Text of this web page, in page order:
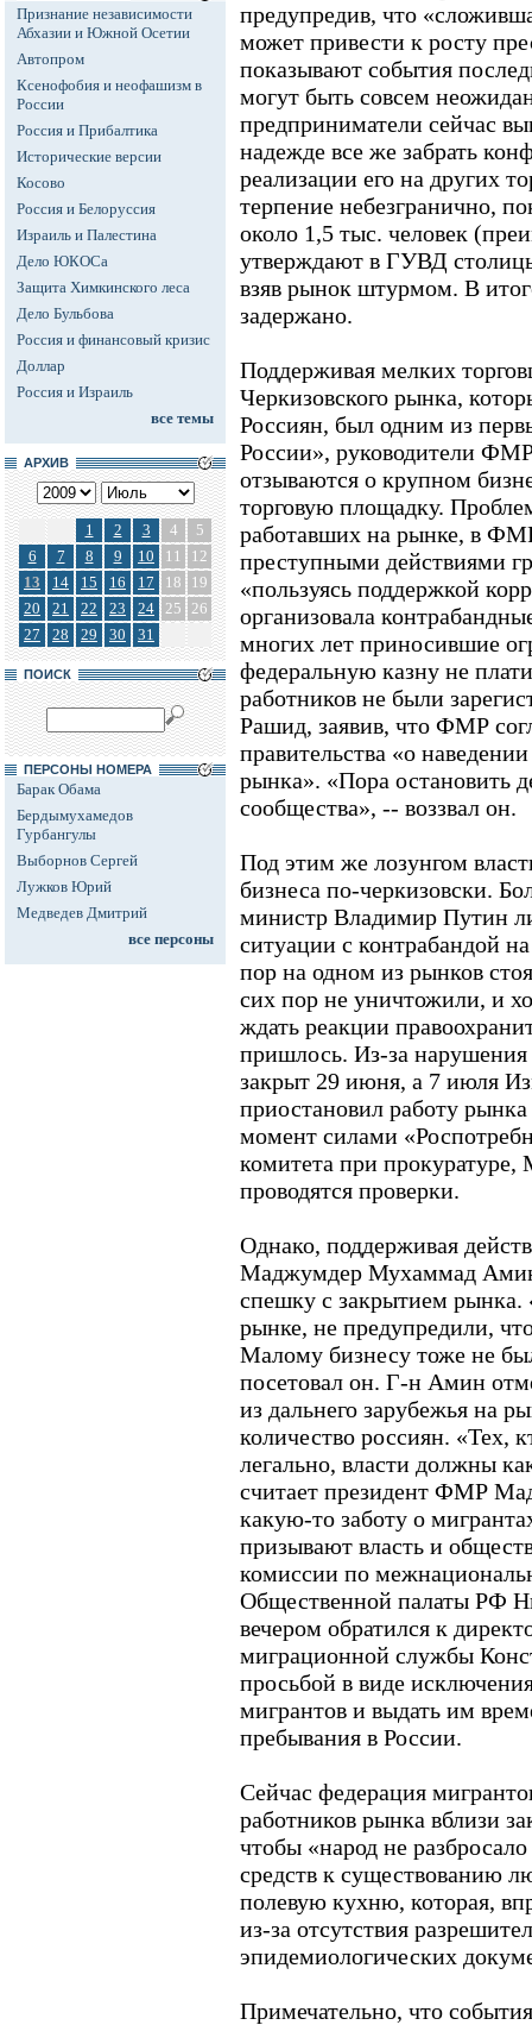
Признание независимости
Абхазии и Южной Осетии
Автопром
Ксенофобия и неофашизм в
России
Россия и Прибалтика
Исторические версии
Косово
Россия и Белоруссия
Израиль и Палестина
Дело ЮКОСа
Защита Химкинского леса
Дело Бульбова
Россия и финансовый кризис
Доллар
Россия и Израиль
все темы
АРХИВ
1 2 3 4
5
6
7 8 9 10 11
12
13
14 15 16 17 18
19
20
21 22 23 24 25 26
27
28 29 30 31
ПОИСК
ПЕРСОНЫ НОМЕРА
Барак Обама
Бердымухамедов
Гурбангулы
Выборнов Сергей
Лужков Юрий
Медведев Дмитрий
все персоны
предупредив, что
может привести к росту
показывают события
могут быть совсем
предприниматели сейчас
надежде все же забрать
реализации его на других
терпение небезгранично,
около 1,5 тыс. человек
утверждают в ГУВД
взяв рынок штурмом. В
задержано.
Поддерживая мелких
Черкизовского рынка,
Россиян, был одним из
России», руководители
отзываются о крупном
торговую площадку.
работавших на рынке, в
преступными действиями
«пользуясь поддержкой
организовала
многих лет приносившие
федеральную казну не
работников не были
Рашид, заявив, что ФМР
правительства «о
рынка». «Пора остановить
сообщества», -- воззвал он.
Под этим же лозунгом
бизнеса по-черкизовски.
министр Владимир Путин
ситуации с контрабандой
пор на одном из рынков
сих пор не уничтожили, и
ждать реакции
пришлось. Из-за
закрыт 29 июня, а 7 июля
приостановил работу
момент силами
комитета при
проводятся проверки.
Однако, поддерживая
Маджумдер Мухаммад
спешку с закрытием
рынке, не предупредили,
Малому бизнесу тоже не
посетовал он. Г-н Амин
из дальнего зарубежья на
количество россиян. «Тех,
легально, власти должны
считает президент ФМР
какую-то заботу о
призывают власть и
комиссии по
Общественной палаты РФ
вечером обратился к
миграционной службы
просьбой в виде
мигрантов и выдать им
пребывания в России.
Сейчас федерация
работников рынка вблизи
чтобы «народ не
средств к существованию
полевую кухню, которая,
из-за отсутствия
эпидемиологических
Примечательно, что